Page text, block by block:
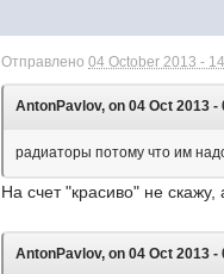
Отправлено04 October 2013 -
AntonPavlov, on 04 Oct 2013 -
радиаторы потому что им
На счет "красиво" не
AntonPavlov, on 04 Oct 2013 -